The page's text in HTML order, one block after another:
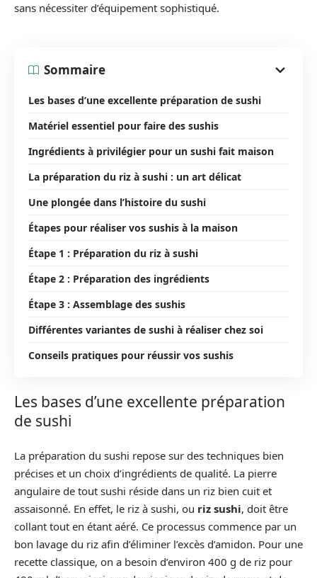
sans nécessiter d’équipement sophistiqué.
Sommaire
Les bases d’une excellente préparation de sushi
Matériel essentiel pour faire des sushis
Ingrédients à privilégier pour un sushi fait maison
La préparation du riz à sushi : un art délicat
Une plongée dans l’histoire du sushi
Étapes pour réaliser vos sushis à la maison
Étape 1 : Préparation du riz à sushi
Étape 2 : Préparation des ingrédients
Étape 3 : Assemblage des sushis
Différentes variantes de sushi à réaliser chez soi
Conseils pratiques pour réussir vos sushis
Les bases d’une excellente préparation
de sushi
La préparation du sushi repose sur des techniques bien
précises et un choix d’ingrédients de qualité. La pierre
angulaire de tout sushi réside dans un riz bien cuit et
assaisonné. En effet, le riz à sushi, ou riz sushi, doit être
collant tout en étant aéré. Ce processus commence par un
bon lavage du riz afin d’éliminer l’excès d’amidon. Pour une
recette classique, on a besoin d’environ 400 g de riz pour